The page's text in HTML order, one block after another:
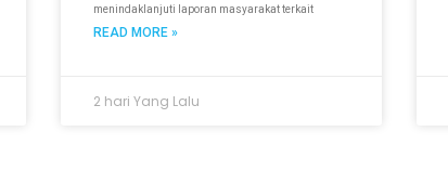
menindaklanjuti laporan masyarakat terkait
READ MORE »
2 hari Yang Lalu